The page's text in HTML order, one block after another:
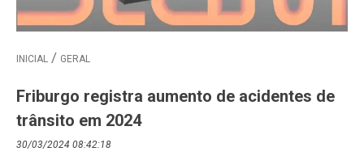
INICIAL GERAL
Friburgo registra aumento de acidentes de
trânsito em 2024
30/03/2024 08:42:18